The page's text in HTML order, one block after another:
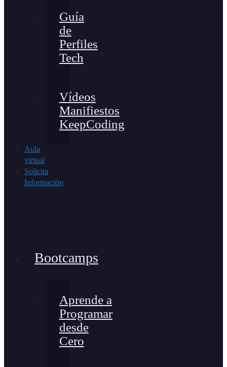
Guía
de
Perfiles
Tech
Vídeos
Manifiestos
KeepCoding
Aula
virtual
Solicita
Información
Bootcamps
Aprende a
Programar
desde
Cero